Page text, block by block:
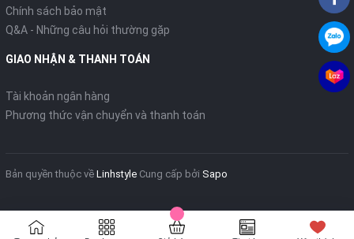
Chính sách bảo mật
Q&A - Những câu hỏi thường gặp
GIAO NHẬN & THANH TOÁN
Tài khoản ngân hàng
Phương thức vận chuyển và thanh toán
Bản quyền thuộc về Linhstyle Cung cấp bởi Sapo